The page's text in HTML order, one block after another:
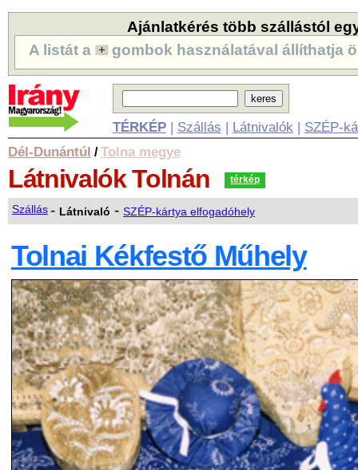
Ajánlatkérés több szállástól
A listát a
gombok használatával állíthatja
TÉRKÉP| Szállás | Látnivalók | SZÉP-
Dél-Dunántúl /Tolna megye
LátnivalókTolnán térkép
Szállás- Látnivaló - SZÉP-kártya elfogadóhely
Tolnai Kékfestő Műhely